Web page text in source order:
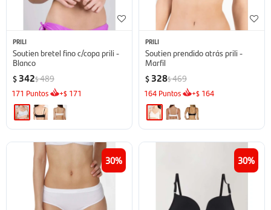
PRILI
Soutien bretel fino c/copa prili -
Blanco
$ 342$489
171 Puntos +$ 171
PRILI
Soutien prendido atrás prili -
Marfil
$ 328$469
164 Puntos +$ 164
30 30